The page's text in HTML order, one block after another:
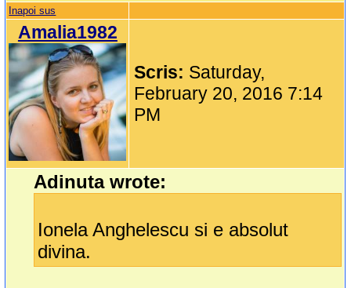
Inapoi sus
Amalia1982
Scris: Saturday,
February 20, 2016 7:14
PM
Adinuta wrote:
Ionela Anghelescu si e absolut
divina.